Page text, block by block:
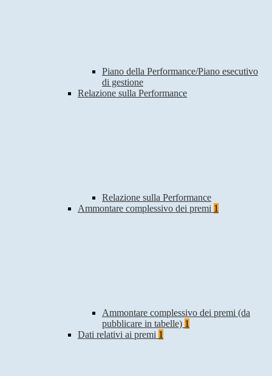
Piano della Performance/Piano esecutivo
di gestione
Relazione sulla Performance
Relazione sulla Performance
Ammontare complessivo dei premi 1
Ammontare complessivo dei premi (da
pubblicare in tabelle) 1
Dati relativi ai premi 1